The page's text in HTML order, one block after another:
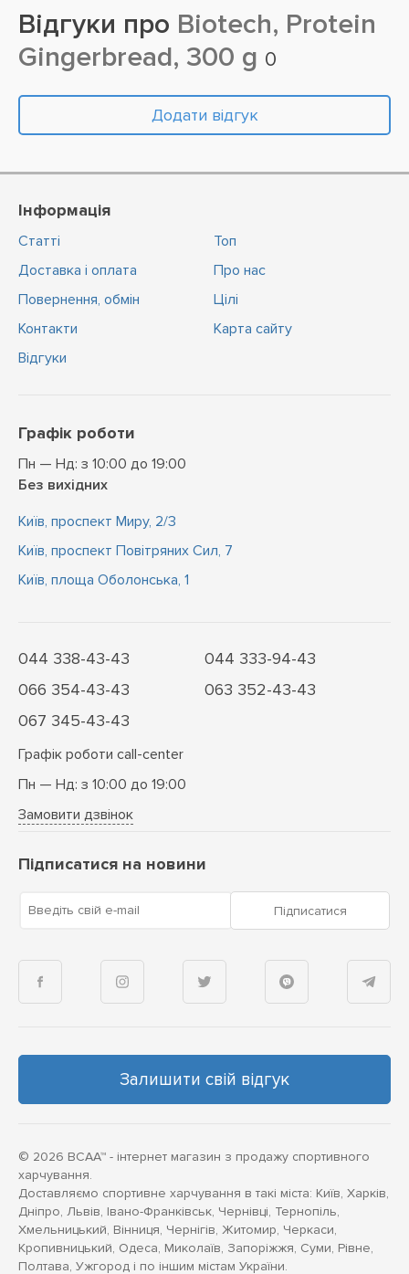
Відгуки про Biotech, Protein
Gingerbread, 300 g 0
Додати відгук
Інформація
Статті
Доставка і оплата
Повернення, обмін
Контакти
Відгуки
Топ
Про нас
Цiлi
Карта сайту
Графік роботи
Пн — Нд: з 10:00 до 19:00
Без вихідних
Київ, проспект Миру, 2/3
Київ, проспект Повітряних Сил, 7
Київ, площа Оболонська, 1
044 338-43-43
044 333-94-43
066 354-43-43
063 352-43-43
067 345-43-43
Графік роботи call-center
Пн — Нд: з 10:00 до 19:00
Замовити дзвінок
Підписатися на новини
Введіть свій e-mail Підписатися
Залишити свій відгук
© 2026 BCAA™ - інтернет магазин з продажу спортивного
харчування.
Доставляємо спортивне харчування в такі міста: Київ, Харків,
Дніпро, Львів, Івано-Франківськ, Чернівці, Тернопіль,
Хмельницький, Вінниця, Чернігів, Житомир, Черкаси,
Кропивницький, Одеса, Миколаїв, Запоріжжя, Суми, Рівне,
Полтава, Ужгород і по іншим містам України.